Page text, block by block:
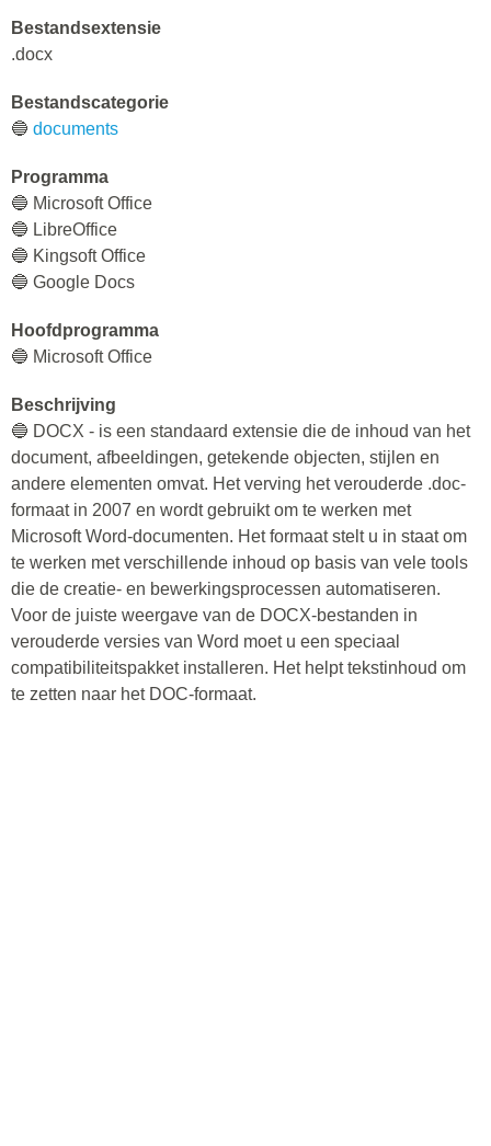
Bestandsextensie
.docx
Bestandscategorie
🔵 documents
Programma
🔵 Microsoft Office
🔵 LibreOffice
🔵 Kingsoft Office
🔵 Google Docs
Hoofdprogramma
🔵 Microsoft Office
Beschrijving
🔵 DOCX - is een standaard extensie die de inhoud van het
document, afbeeldingen, getekende objecten, stijlen en
andere elementen omvat. Het verving het verouderde .doc-
formaat in 2007 en wordt gebruikt om te werken met
Microsoft Word-documenten. Het formaat stelt u in staat om
te werken met verschillende inhoud op basis van vele tools
die de creatie- en bewerkingsprocessen automatiseren.
Voor de juiste weergave van de DOCX-bestanden in
verouderde versies van Word moet u een speciaal
compatibiliteitspakket installeren. Het helpt tekstinhoud om
te zetten naar het DOC-formaat.